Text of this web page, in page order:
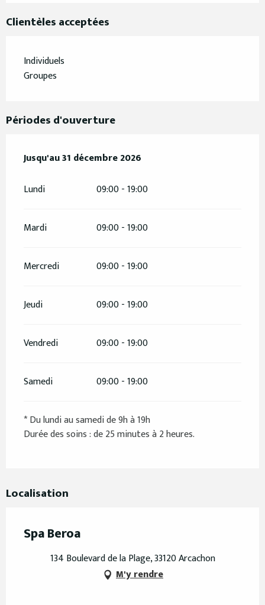
Clientèles acceptées
Individuels
Groupes
Périodes d'ouverture
Du16 mars 2026au31 décembre 2026
Jusqu'au31 décembre 2026
Lundi
09:00 - 19:00
Mardi 09:00 - 19:00
Mercredi 09:00 - 19:00
Jeudi 09:00 - 19:00
Vendredi 09:00 - 19:00
Samedi 09:00 - 19:00
* Du lundi au samedi de 9h à 19h
Durée des soins : de 25 minutes à 2 heures.
Localisation
Spa Beroa
134 Boulevard de la Plage, 33120 Arcachon
M'y rendre